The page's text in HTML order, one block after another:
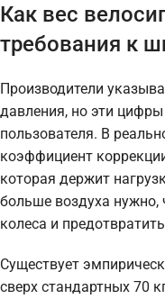
Как вес
требования к
Производители
давления, но эти
пользователя. В
коэффициент
которая держит
больше воздуха нужно,
колеса и
Существует
сверх стандартных 70